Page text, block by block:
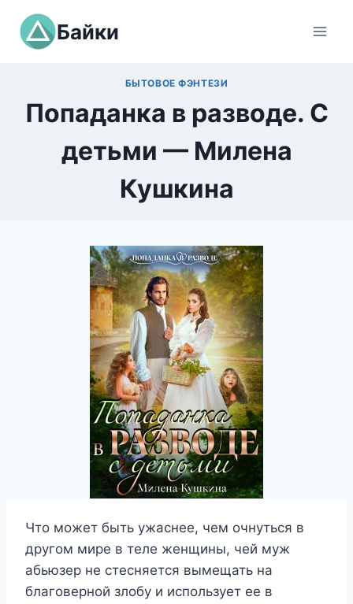
Перейти
содержимому
Байки
БЫТОВОЕ ФЭНТЕЗИ
Попаданка в разводе. С
детьми — Милена
Кушкина
Что может быть ужаснее, чем очнуться в
другом мире в теле женщины, чей муж
абьюзер не стесняется вымещать на
благоверной злобу и использует ее в